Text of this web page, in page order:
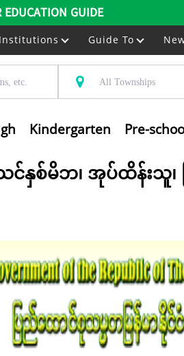
EDUCATION GUIDE
Institutions Guide To
Kindergarten Pre-
င်နှစ်မိဘ၊ အုပ်ထိန်းသူ၊